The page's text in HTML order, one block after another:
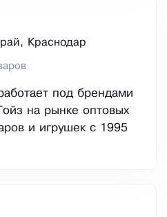
Краснодар
под брендами
на рынке оптовых
и игрушек с 1995